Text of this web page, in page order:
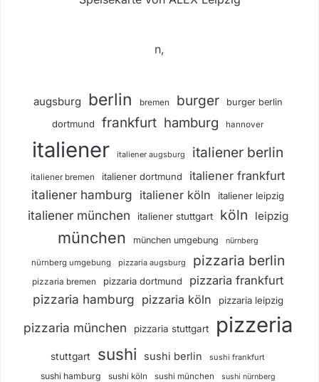
n,
augsburg berlin bremen burger burger berlin
dortmund frankfurt hamburg hannover
italiener italiener augsburg italiener berlin
italiener bremen italiener dortmund italiener frankfurt
italiener hamburg italiener köln italiener leipzig
italiener münchen italiener stuttgart köln leipzig
münchen münchen umgebung nürnberg
nürnberg umgebung pizzaria augsburg pizzaria berlin
pizzaria bremen pizzaria dortmund pizzaria frankfurt
pizzaria hamburg pizzaria köln pizzaria leipzig
pizzaria münchen pizzaria stuttgart pizzeria
stuttgart sushi sushi berlin sushi frankfurt
sushi hamburg sushi köln sushi münchen sushi nürnberg